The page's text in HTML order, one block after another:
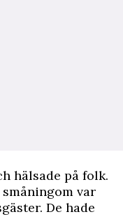
hälsade på folk.
var
De hade